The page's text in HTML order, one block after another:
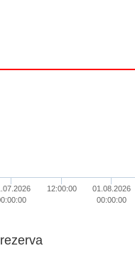
12:00:00
01.08.2026
00:00:00
rezerva